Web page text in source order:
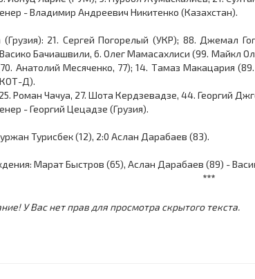
- Владимир Андреевич Никитенко (Казахстан).
21. Сергей Погорелый (УКР); 88. Джемал
Бачиашвили, 6. Олег Мамасахлиси (99. Майкл
Анатолий Месяченко, 77); 14. Тамаз Макацария
Д).
Роман Чачуа, 27. Шота Кердзевадзе, 44. Георгий
- Георгий Цецадзе (Грузия).
Турисбек (12), 2:0 Аслан Дарабаев (83).
Марат Быстров (65), Аслан Дарабаев (89) -
***
У Вас нет прав для просмотра скрытого текста.